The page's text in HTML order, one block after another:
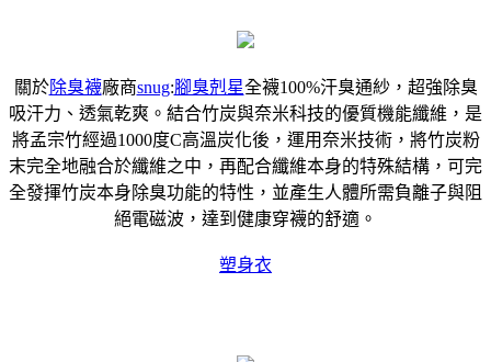
關於除臭襪廠商snug:腳臭剋星全襪100%汗臭通紗，超強除臭
吸汗力、透氣乾爽。結合竹炭與奈米科技的優質機能纖維，是
將孟宗竹經過1000度C高溫炭化後，運用奈米技術，將竹炭粉
末完全地融合於纖維之中，再配合纖維本身的特殊結構，可完
全發揮竹炭本身除臭功能的特性，並產生人體所需負離子與阻
絕電磁波，達到健康穿襪的舒適。
塑身衣